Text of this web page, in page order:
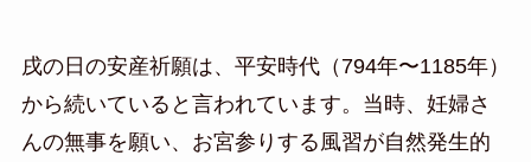
戌の日の安産祈願は、平安時代（794年〜1185年）
から続いていると言われています。当時、妊婦さ
んの無事を願い、お宮参りする風習が自然発生的